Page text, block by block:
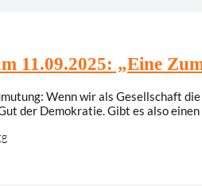
11.09.2025: „Eine
Wenn wir als Gesellschaft
der Demokratie. Gibt es also